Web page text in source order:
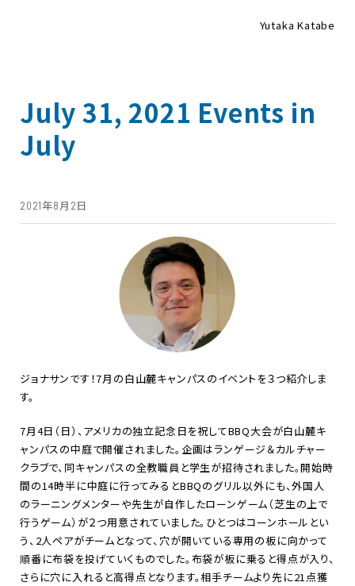
Yutaka Katabe
July 31, 2021 Events in
July
2021年8月2日
ジョナサンです！7月の白山麓キャンパスのイベントを３つ紹介しま
す。
7月4日（日）、アメリカの独立記念日を祝してBBQ大会が白山麓キ
ャンパスの中庭で開催されました。企画はランゲージ＆カルチャー
クラブで、同キャンパスの全教職員と学生が招待されました。開始時
間の14時半に中庭に行ってみるとBBQのグリル以外にも、外国人
のラーニングメンターや先生が自作したローンゲーム（芝生の上で
行うゲーム）が２つ用意されていました。ひとつはコーンホールとい
う、 2人ペアがチームとなって、穴が開いている専用の板に向かって
順番に布袋を投げていくものでした。布袋が板に乗ると得点が入り、
さらに穴に入れると高得点となります。相手チームより先に21点獲